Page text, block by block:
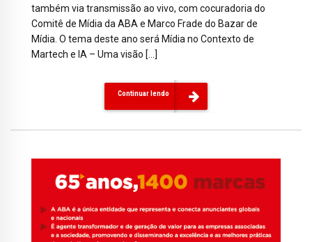
também via transmissão ao vivo, com cocuradoria do
Comitê de Mídia da ABA e Marco Frade do Bazar de
Mídia. O tema deste ano será Mídia no Contexto de
Martech e IA – Uma visão […]
Continuar lendo